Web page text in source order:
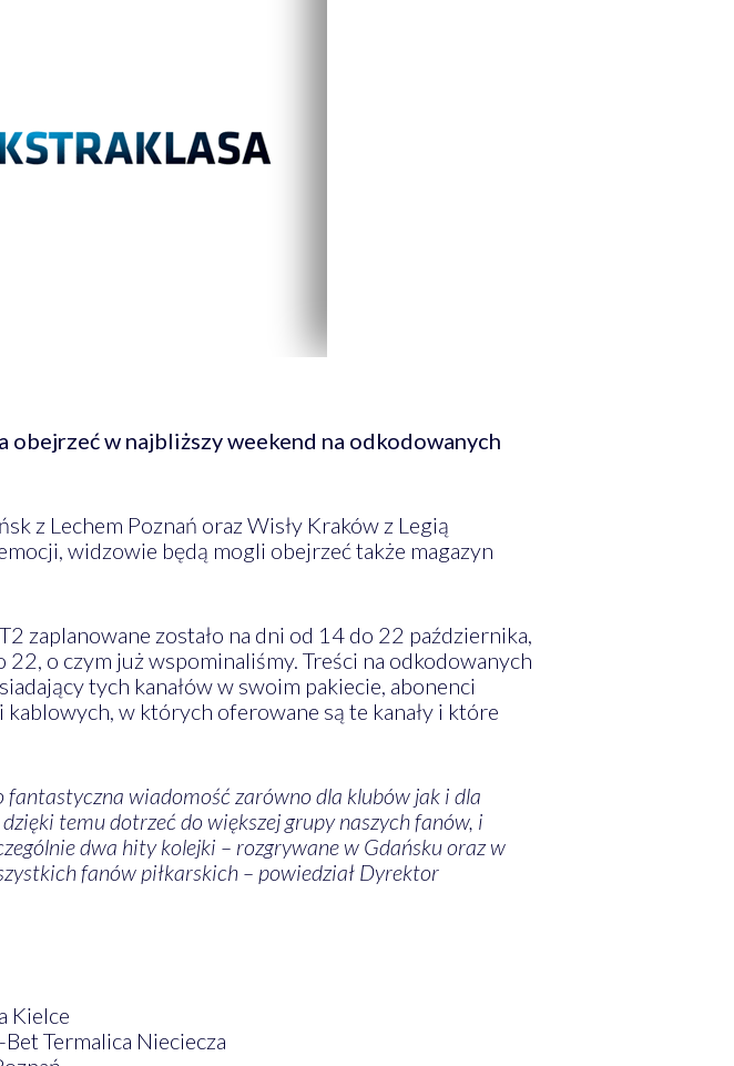
obejrzeć w najbliższy weekend na odkodowanych
z Lechem Poznań oraz Wisły Kraków z Legią
widzowie będą mogli obejrzeć także magazyn
zaplanowane zostało na dni od 14 do 22 października,
o czym już wspominaliśmy. Treści na odkodowanych
tych kanałów w swoim pakiecie, abonenci
w których oferowane są te kanały i które
fantastyczna wiadomość zarówno dla klubów jak i dla
temu dotrzeć do większej grupy naszych fanów, i
dwa hity kolejki – rozgrywane w Gdańsku oraz w
fanów piłkarskich – powiedział Dyrektor
Kielce
Termalica Nieciecza